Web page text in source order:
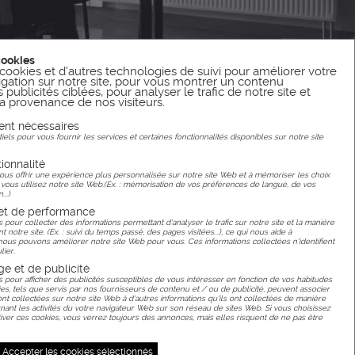
et d'autres technologies de suivi pour améliorer votre
sur notre site, pour vous montrer un contenu
publicités ciblées, pour analyser le trafic de notre site et
provenance de nos visiteurs.
nécessaires
pour vous fournir les services et certaines fonctionnalités disponibles sur notre site
offrir une expérience plus personnalisée sur notre site Web et à mémoriser les choix
utilisez notre site Web.(Ex. : mémorisation de vos préférences de langue, de vos
de performance
pour collecter des informations permettant d'analyser le trafic sur notre site et la manière
notre site. (Ex. : suivi du temps passé, des pages visitées...), ce qui nous aide à
pouvons améliorer notre site Web pour vous. Ces informations collectées n'identifient
et de publicité
pour afficher des publicités susceptibles de vous intéresser en fonction de vos habitudes
tels que servis par nos fournisseurs de contenu et / ou de publicité, peuvent associer
collectées sur notre site Web à d'autres informations qu'ils ont collectées de manière
les activités du votre navigateur Web sur son réseau de sites Web. Si vous choisissez
ces cookies, vous verrez toujours des annonces, mais elles risquent de ne pas être
Accepter les cookies sélectionnés